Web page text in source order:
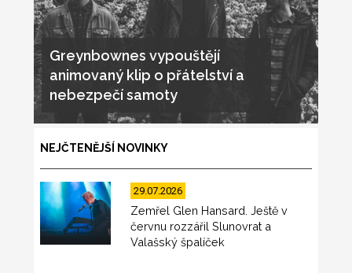
Greynbownes vypouštějí
animovaný klip o přátelství a
nebezpečí samoty
NEJČTENĚJŠÍ NOVINKY
29.07.2026
Zemřel Glen Hansard. Ještě v
červnu rozzářil Slunovrat a
Valašský špalíček